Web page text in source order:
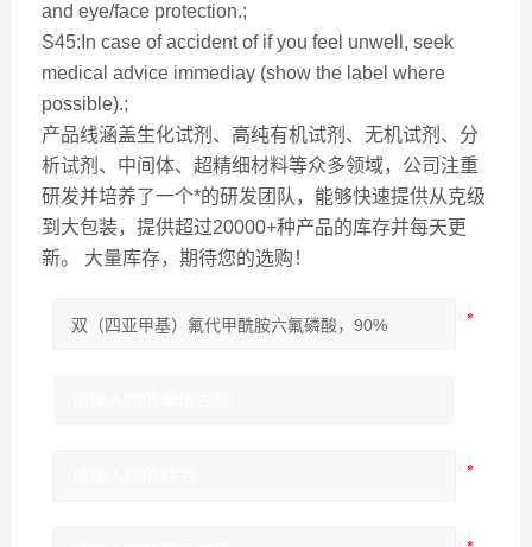
and eye/face protection.;
S45:In case of accident of if you feel unwell, seek
medical advice immediay (show the label where
possible).;
产品线涵盖生化试剂、高纯有机试剂、无机试剂、分
析试剂、中间体、超精细材料等众多领域，公司注重
研发并培养了一个*的研发团队，能够快速提供从克级
到大包装，提供超过20000+种产品的库存并每天更
新。 大量库存，期待您的选购！